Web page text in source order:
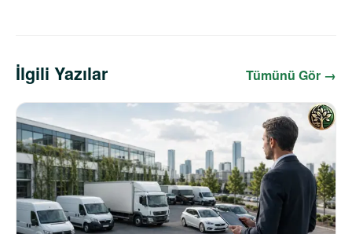
İlgili Yazılar Tümünü Gör →